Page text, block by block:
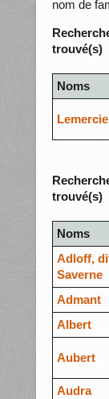
nom de
trouvé(s)
Noms
trouvé(s)
Noms
Adloff,
Saverne
Admant
Albert
Aubert
Audra